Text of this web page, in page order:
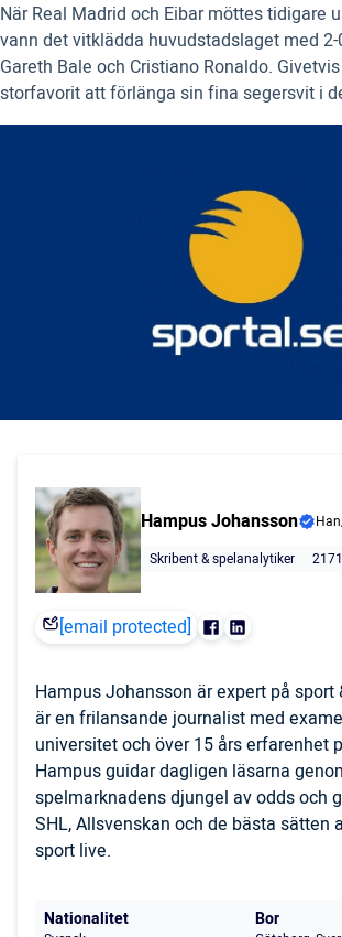
När Real Madrid och Eibar möttes tidigare
vann det vitklädda huvudstadslaget med
Gareth Bale och Cristiano Ronaldo.
storfavorit att förlänga sin fina segersvit i
Hampus Johansson
Skribent & spelanalytiker
[email protected]
Hampus Johansson är expert på sport
är en frilansande journalist med
universitet och över 15 års erfarenhet
Hampus guidar dagligen läsarna
spelmarknadens djungel av odds och
SHL, Allsvenskan och de bästa sätten
sport live.
Nationalitet Bor